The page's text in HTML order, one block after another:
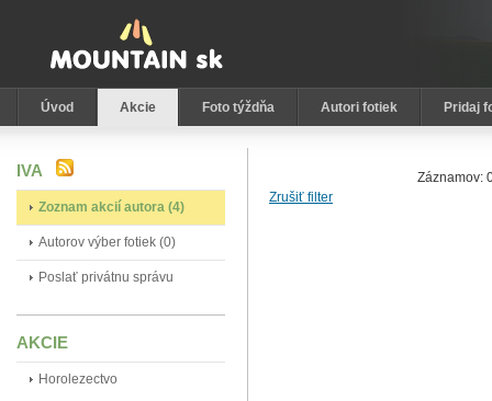
Úvod Akcie Foto týždňa Autori fotiek Pridaj
Záznamov:
Zrušiť filter
IVA
Zoznam akcií autora (4)
Autorov výber fotiek (0)
Poslať privátnu správu
AKCIE
Horolezectvo